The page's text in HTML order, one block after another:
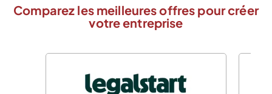
Comparez les meilleures offres pour créer
votre entreprise